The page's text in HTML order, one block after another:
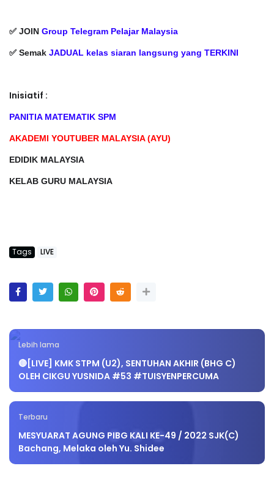
✅ JOIN Group Telegram Pelajar Malaysia
✅ Semak JADUAL kelas siaran langsung yang TERKINI
Inisiatif :
PANITIA MATEMATIK SPM
AKADEMI YOUTUBER MALAYSIA (AYU)
EDIDIK MALAYSIA
KELAB GURU MALAYSIA
Tags LIVE
Lebih lama
🔴[LIVE] KMK STPM (U2), SENTUHAN AKHIR (BHG C)
OLEH CIKGU YUSNIDA #53 #TUISYENPERCUMA
Terbaru
MESYUARAT AGUNG PIBG KALI KE-49 / 2022 SJK(C)
Bachang, Melaka oleh Yu. Shidee